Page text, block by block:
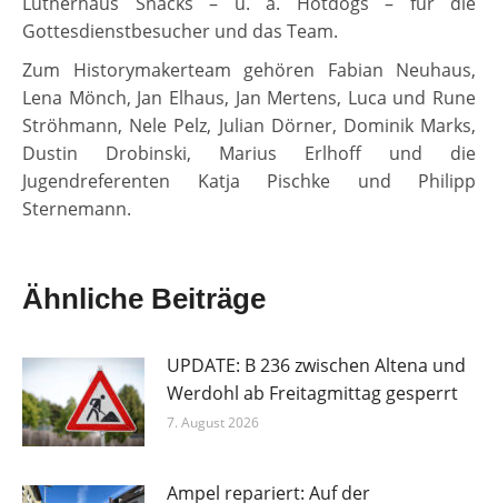
Gottesdienstbesucher und das Team.
Zum Historymakerteam gehören Fabian Neuhaus,
Lena Mönch, Jan Elhaus, Jan Mertens, Luca und Rune
Ströhmann, Nele Pelz, Julian Dörner, Dominik Marks,
Dustin Drobinski, Marius Erlhoff und die
Jugendreferenten Katja Pischke und Philipp
Sternemann.
Ähnliche Beiträge
UPDATE: B 236 zwischen Altena und
Werdohl ab Freitagmittag gesperrt
7. August 2026
Ampel repariert: Auf der